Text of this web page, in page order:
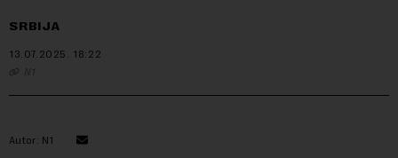
SRBIJA
13.07.2025. 18:22
N1
Autor: N1